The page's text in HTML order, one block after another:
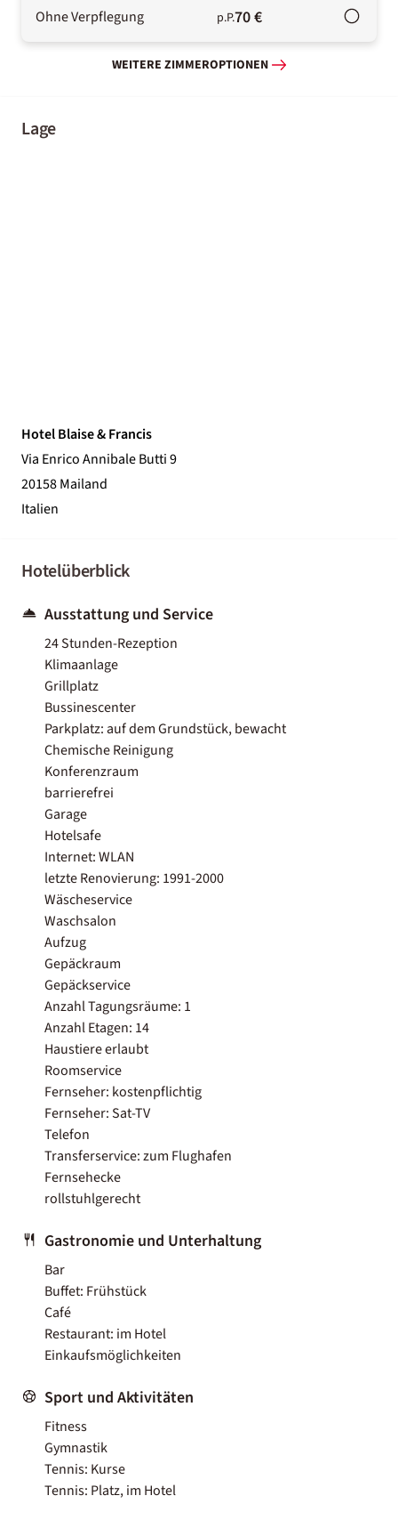
Ohne Verpflegung p.P.70 €
WEITERE ZIMMEROPTIONEN
Lage
Hotel Blaise & Francis
Via Enrico Annibale Butti 9
20158 Mailand
Italien
Hotelüberblick
Ausstattung und Service
24 Stunden-Rezeption
Klimaanlage
Grillplatz
Bussinescenter
Parkplatz: auf dem Grundstück, bewacht
Chemische Reinigung
Konferenzraum
barrierefrei
Garage
Hotelsafe
Internet: WLAN
letzte Renovierung: 1991-2000
Wäscheservice
Waschsalon
Aufzug
Gepäckraum
Gepäckservice
Anzahl Tagungsräume: 1
Anzahl Etagen: 14
Haustiere erlaubt
Roomservice
Fernseher: kostenpflichtig
Fernseher: Sat-TV
Telefon
Transferservice: zum Flughafen
Fernsehecke
rollstuhlgerecht
Gastronomie und Unterhaltung
Bar
Buffet: Frühstück
Café
Restaurant: im Hotel
Einkaufsmöglichkeiten
Sport und Aktivitäten
Fitness
Gymnastik
Tennis: Kurse
Tennis: Platz, im Hotel